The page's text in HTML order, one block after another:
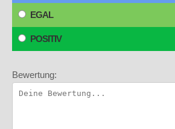
EGAL
POSITIV
Bewertung: